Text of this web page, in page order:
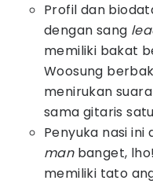
Profil dan
dengan sang
memiliki bakat
Woosung
menirukan
sama gitaris
Penyuka nasi ini
man banget,
memiliki tato